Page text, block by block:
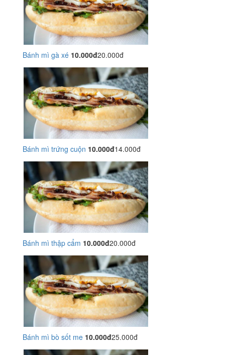
Bánh mì gà xé 10.000đ20.000đ
Bánh mì trứng cuộn 10.000đ14.000đ
Bánh mì thập cẩm 10.000đ20.000đ
Bánh mì bò sốt me 10.000đ25.000đ